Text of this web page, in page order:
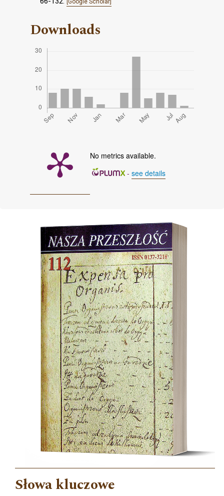
Downloads
No metrics available.
- see details
Słowa kluczowe